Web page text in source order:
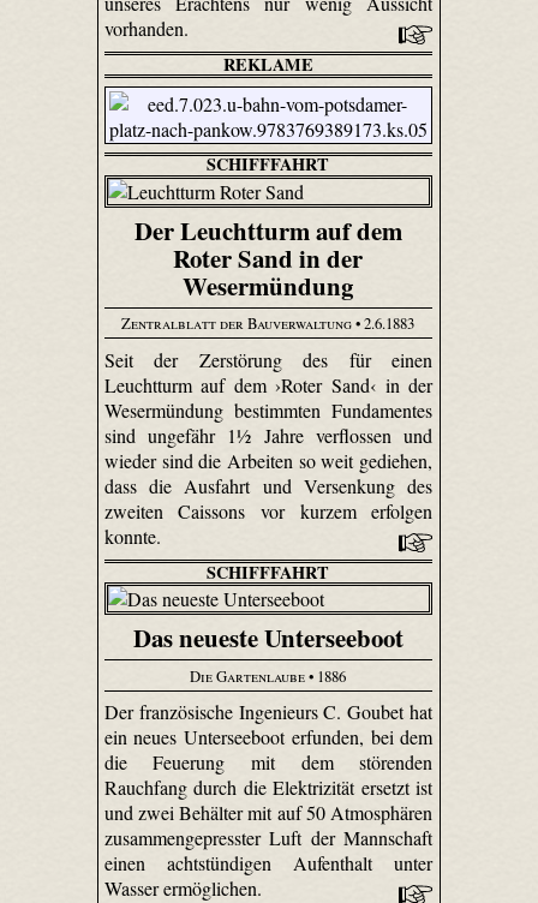
vorhanden.
REKLAME
SCHIFFFAHRT
Der Leuchtturm auf dem
Roter Sand in der
Wesermündung
Zentralblatt der Bauverwaltung• 2.6.1883
Seit der Zerstörung des für einen
Leuchtturm auf dem ›Roter Sand‹ in der
Wesermündung bestimmten Fundamentes
sind ungefähr 1½ Jahre verflossen und
wieder sind die Arbeiten so weit gediehen,
dass die Ausfahrt und Versenkung des
zweiten Caissons vor kurzem erfolgen
konnte.
SCHIFFFAHRT
Das neueste Unterseeboot
Die Gartenlaube• 1886
Der französische Ingenieurs C. Goubet hat
ein neues Unterseeboot erfunden, bei dem
die Feuerung mit dem störenden
Rauchfang durch die Elektrizität ersetzt ist
und zwei Behälter mit auf 50 Atmosphären
zusammengepresster Luft der Mannschaft
einen achtstündigen Aufenthalt unter
Wasser ermöglichen.